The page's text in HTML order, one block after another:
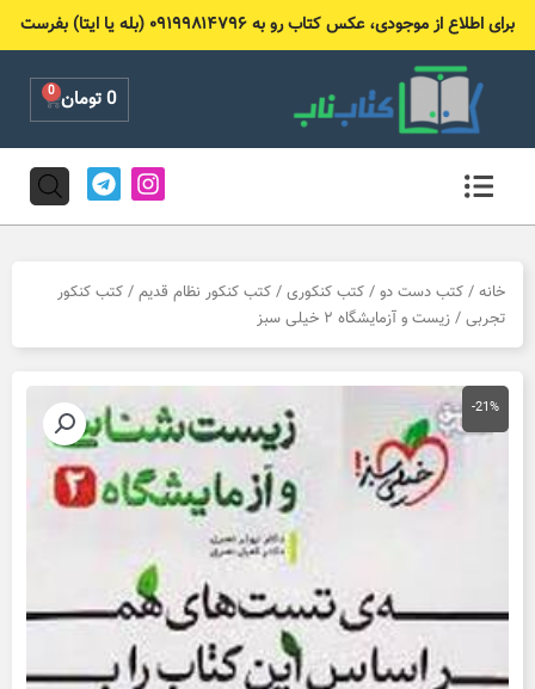
برای اطلاع از موجودی، عکس کتاب رو به ۰۹۱۹۹۸۱۴۷۹۶ (بله یا ایتا) بفرست
0تومان 0
Cart
I
n
s
g
a
T
e
l
r
m
خانه / کتب دست دو / کتب کنکوری / کتب کنکور نظام قدیم / کتب کنکور
تجربی / زیست و آزمایشگاه ۲ خیلی سبز
-21%